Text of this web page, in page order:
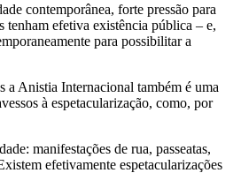
contemporânea, forte pressão para
tenham efetiva existência pública – e,
para possibilitar a
a Anistia Internacional também é uma
à espetacularização, como, por
manifestações de rua, passeatas,
efetivamente espetacularizações